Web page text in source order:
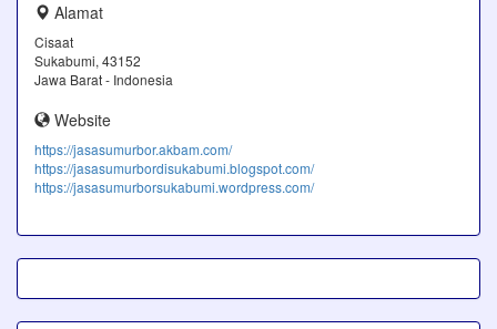
Alamat
Cisaat
Sukabumi, 43152
Jawa Barat - Indonesia
Website
https://jasasumurbor.akbam.com/
https://jasasumurbordisukabumi.blogspot.com/
https://jasasumurborsukabumi.wordpress.com/